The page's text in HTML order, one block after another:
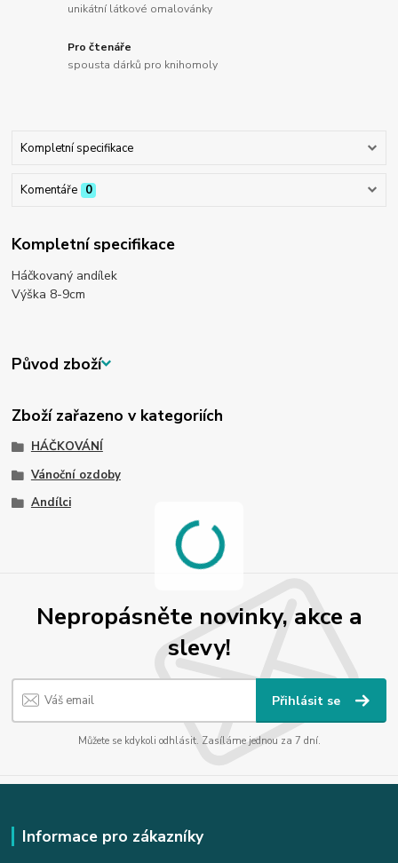
unikátní látkové omalovánky
Pro čtenáře
spousta dárků pro knihomoly
Kompletní specifikace
Komentáře 0
Kompletní specifikace
Háčkovaný andílek
Výška 8-9cm
Původ zboží
Zboží zařazeno v kategoriích
HÁČKOVÁNÍ
Vánoční ozdoby
Andílci
Nepropásněte novinky, akce a
slevy!
Přihlásit se
Můžete se kdykoli odhlásit. Zasíláme jednou za 7 dní.
Informace pro zákazníky